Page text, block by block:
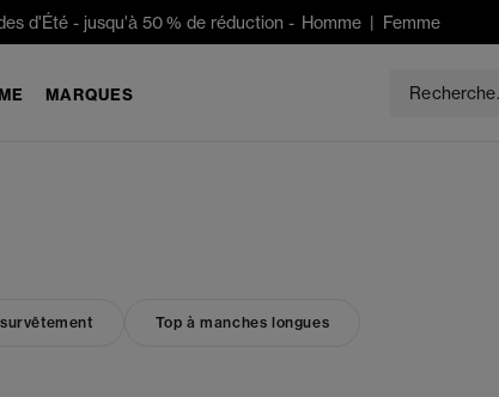
d'Été -jusqu'à 50 % de réduction - Homme| Femme
MARQUES
Top à manches longues